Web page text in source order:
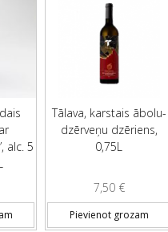
alc. 5
Tālava, karstais ābolu-
dzērveņu dzēriens,
0,75L
7,50 €
Pievienot grozam